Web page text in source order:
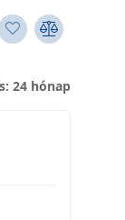
24 hónap